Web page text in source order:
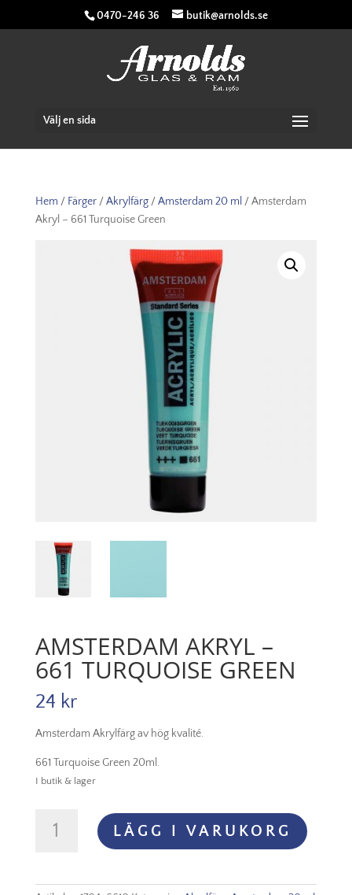
0470-246 36 butik@arnolds.se
Välj en sida
Hem / Färger/Akrylfärg/Amsterdam 20 ml / Amsterdam
Akryl – 661 Turquoise Green
AMSTERDAM AKRYL –
661 TURQUOISE GREEN
24 kr
Amsterdam Akrylfärg av hög kvalité.
661 Turquoise Green 20ml.
I butik & lager
Akryl
LÄGG I VARUKORG